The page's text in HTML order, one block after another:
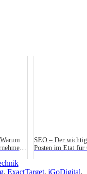
SEO – Der
Posten im Etat für
, ExactTarget, iGoDigital,